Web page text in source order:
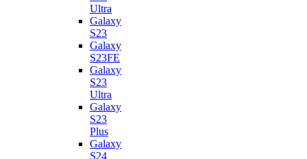
Ultra
Galaxy
S23
Galaxy
S23FE
Galaxy
S23
Ultra
Galaxy
S23
Plus
Galaxy
S24